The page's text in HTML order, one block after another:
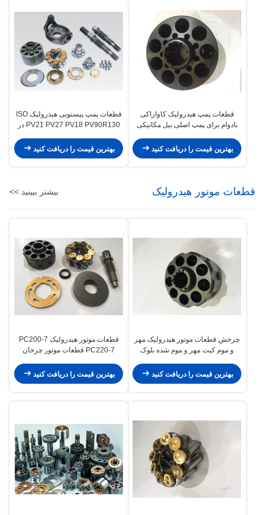
قطعات پمپ هیدرولیک کاوازاکی
بادوام برای پمپ اصلی بیل مکانیکی
بهترین قیمت را دریافت کنید
قطعات پمپ پیستونی هیدرولیک ISO
PV21 PV27 PV18 PV90R130 در
بهترین قیمت را دریافت کنید
قطعات موتور هیدرولیک بیشتر ببینید >>
چرخش قطعات موتور هیدرولیک مهر
و موم کیت مهر و موم شده بلوک
بهترین قیمت را دریافت کنید
قطعات موتور هیدرولیک PC200-7
PC220-7 قطعات موتور چرخان
بهترین قیمت را دریافت کنید